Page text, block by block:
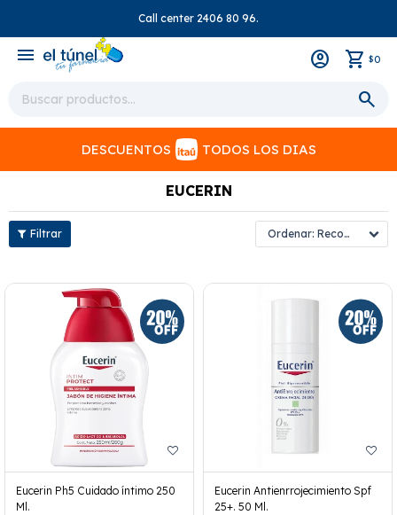
Call center 2406 80 96.
menu $0
DESCUENTOS TODOS LOS DIAS
EUCERIN
Recomendados
Eucerin Ph5 Cuidado íntimo 250
Ml.
Eucerin Antienrrojecimiento Spf
25+. 50 Ml.
close